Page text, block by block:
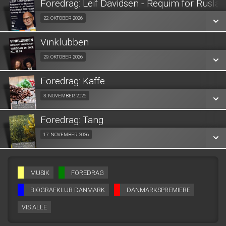
SE ALLE DAGE
LÆS MERE
Foredrag: Leif Davidsen - Requim for
22. OKTOBER 2026
SE ALLE DAGE
LÆS MERE
Vinklubben
29. OKTOBER 2026
SE ALLE DAGE
LÆS MERE
Foredrag: Kaffe
3. NOVEMBER 2026
SE ALLE DAGE
LÆS MERE
Foredrag: Tang
17. NOVEMBER 2026
LÆS MERE
MUSIK FOREDRAG
BIOGRAFKLUB DANMARK DANMARKSPREMIERE
VIS ALLE